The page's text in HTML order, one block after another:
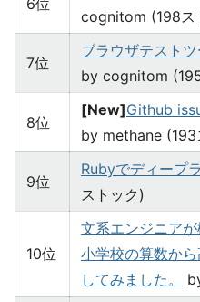
6位
cognitom (198ス
7位
ブラウザテスト
by cognitom
8位
[New]Github
by methane (193
9位
Rubyでディープ
ストック)
10位
文系エンジニア
小学校の算数か
してみました。